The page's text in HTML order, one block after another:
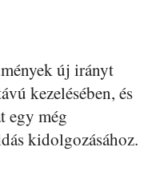
új irányt
kezelésében, és
egy még
kidolgozásához.